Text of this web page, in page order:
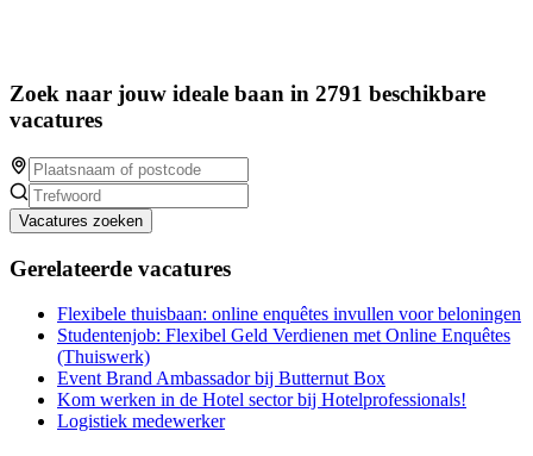
Zoek naar jouw ideale baan in 2791 beschikbare
vacatures
Vacatures zoeken
Gerelateerde vacatures
Flexibele thuisbaan: online enquêtes invullen voor beloningen
Studentenjob: Flexibel Geld Verdienen met Online Enquêtes
(Thuiswerk)
Event Brand Ambassador bij Butternut Box
Kom werken in de Hotel sector bij Hotelprofessionals!
Logistiek medewerker